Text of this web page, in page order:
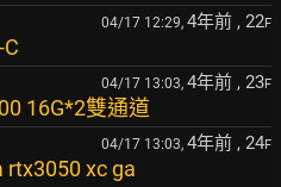
04/17 12:29, 4年前 , 22F
04/17 13:03, 4年前 , 23F
16G*2雙通道
04/17 13:03, 4年前 , 24F
rtx3050 xc ga